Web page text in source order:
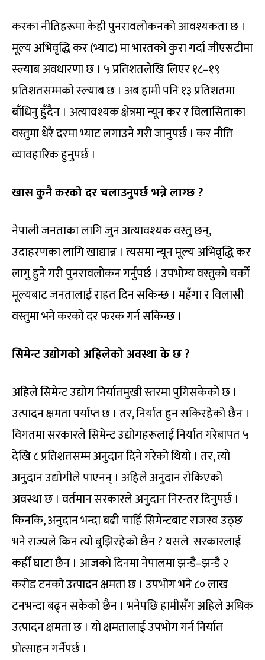
करका नीतिहरूमा केही पुनरावलोकनको आवश्यकता छ ।
मूल्य अभिवृद्धि कर (भ्याट) मा भारतको कुरा गर्दा जीएसटीमा
स्ल्याब अवधारणा छ । ५ प्रतिशतलेखि लिएर १८–१९
प्रतिशतसम्मको स्ल्याब छ । अब हामी पनि १३ प्रतिशतमा
बाँधिनु हुँदैन । अत्यावश्यक क्षेत्रमा न्यून कर र विलासिताका
वस्तुमा धेरै दरमा भ्याट लगाउने गरी जानुपर्छ । कर नीति
व्यावहारिक हुनुपर्छ ।
खास कुनै करको दर चलाउनुपर्छ भन्ने लाग्छ ?
नेपाली जनताका लागि जुन अत्यावश्यक वस्तु छन्,
उदाहरणका लागि खाद्यान्न । त्यसमा न्यून मूल्य अभिवृद्धि कर
लागु हुने गरी पुनरावलोकन गर्नुपर्छ । उपभोग्य वस्तुको चर्को
मूल्यबाट जनतालाई राहत दिन सकिन्छ । महँगा र विलासी
वस्तुमा भने करको दर फरक गर्न सकिन्छ ।
सिमेन्ट उद्योगको अहिलेको अवस्था के छ ?
अहिले सिमेन्ट उद्योग निर्यातमुखी स्तरमा पुगिसकेको छ ।
उत्पादन क्षमता पर्याप्त छ । तर, निर्यात हुन सकिरहेको छैन ।
विगतमा सरकारले सिमेन्ट उद्योगहरूलाई निर्यात गरेबापत ५
देखि ८ प्रतिशतसम्म अनुदान दिने गरेको थियो । तर, त्यो
अनुदान उद्योगीले पाएनन् । अहिले अनुदान रोकिएको
अवस्था छ । वर्तमान सरकारले अनुदान निरन्तर दिनुपर्छ ।
किनकि, अनुदान भन्दा बढी चाहिँ सिमेन्टबाट राजस्व उठ्छ
भने राज्यले किन त्यो बुझिरहेको छैन ? यसले सरकारलाई
कहीँ घाटा छैन । आजको दिनमा नेपालमा झन्डै–झन्डै २
करोड टनको उत्पादन क्षमता छ । उपभोग भने ८० लाख
टनभन्दा बढ्न सकेको छैन । भनेपछि हामीसँग अहिले अधिक
उत्पादन क्षमता छ । यो क्षमतालाई उपभोग गर्न निर्यात
प्रोत्साहन गर्नैपर्छ ।